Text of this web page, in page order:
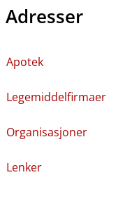
Adresser
Apotek
Legemiddelfirmaer
Organisasjoner
Lenker